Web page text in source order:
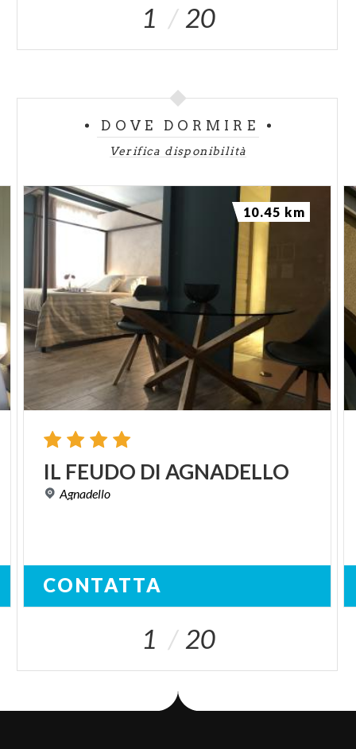
1 20
DOVE DORMIRE
Verifica disponibilità
IL FEUDO DI AGNADELLO
Agnadello
CONTATTA
10.45 km
1 20